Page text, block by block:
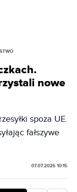
nowe
spoza UE.
fałszywe
07.07.2026 10:15